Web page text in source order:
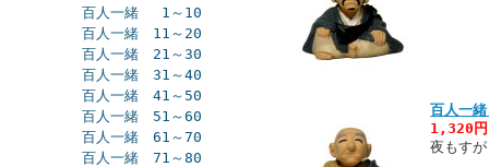
百人一緒 1～10
百人一緒 11～20
百人一緒 21～30
百人一緒 31～40
百人一緒 41～50
百人一緒 51～60
百人一緒 61～70
百人一緒 71～80
百人一
1,320
夜もす